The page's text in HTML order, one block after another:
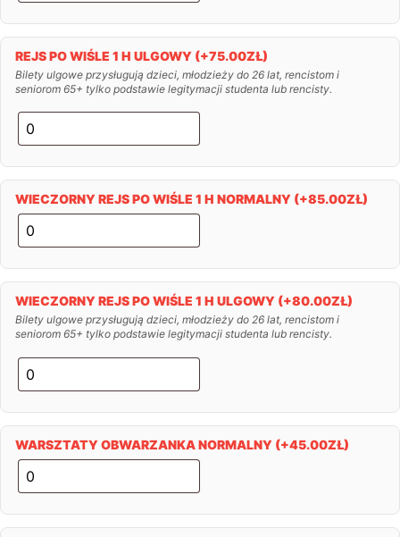
REJS PO WIŚLE 1 H ULGOWY (+75.00ZŁ)
Bilety ulgowe przysługują dzieci, młodzieży do 26 lat, rencistom i
seniorom 65+ tylko podstawie legitymacji studenta lub rencisty.
WIECZORNY REJS PO WIŚLE 1 H NORMALNY (+85.00ZŁ)
WIECZORNY REJS PO WIŚLE 1 H ULGOWY (+80.00ZŁ)
Bilety ulgowe przysługują dzieci, młodzieży do 26 lat, rencistom i
seniorom 65+ tylko podstawie legitymacji studenta lub rencisty.
WARSZTATY OBWARZANKA NORMALNY (+45.00ZŁ)